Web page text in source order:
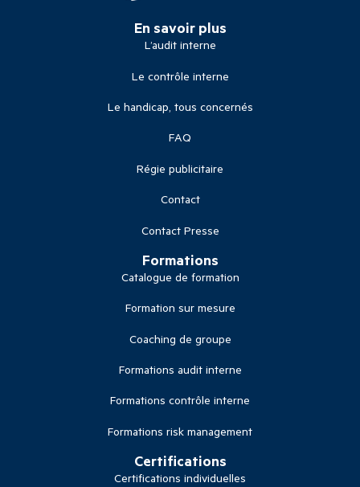
En savoir plus
L’audit interne
Le contrôle interne
Le handicap, tous concernés
FAQ
Régie publicitaire
Contact
Contact Presse
Formations
Catalogue de formation
Formation sur mesure
Coaching de groupe
Formations audit interne
Formations contrôle interne
Formations risk management
Certifications
Certifications individuelles